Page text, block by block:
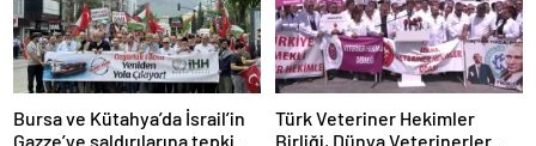
Bursa ve Kütahya’da İsrail’in
Gazze’ye saldırılarına tepki
Türk Veteriner Hekimler
Birliği, Dünya Veterinerler